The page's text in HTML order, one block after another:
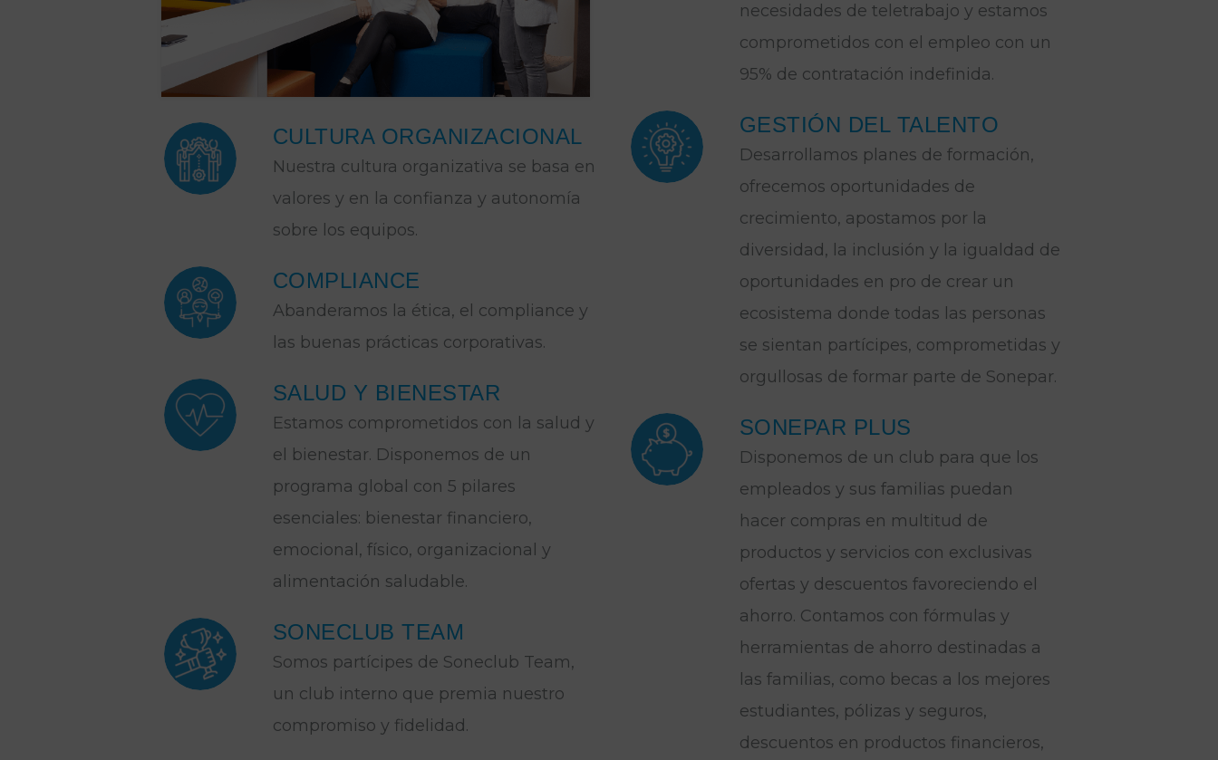
CULTURA ORGANIZACIONAL
Nuestra cultura organizativa se basa en
valores y en la confianza y autonomía
sobre los equipos.
COMPLIANCE
Abanderamos la ética, el compliance y
las buenas prácticas corporativas.
SALUD Y BIENESTAR
Estamos comprometidos con la salud y
el bienestar. Disponemos de un
programa global con 5 pilares
esenciales: bienestar financiero,
emocional, físico, organizacional y
alimentación saludable.
SONECLUB TEAM
Somos partícipes de Soneclub Team,
un club interno que premia nuestro
compromiso y fidelidad.
necesidades de teletrabajo y estamos
comprometidos con el empleo con un
95% de contratación indefinida.
GESTIÓN DEL TALENTO
Desarrollamos planes de formación,
ofrecemos oportunidades de
crecimiento, apostamos por la
diversidad, la inclusión y la igualdad de
oportunidades en pro de crear un
ecosistema donde todas las personas
se sientan partícipes, comprometidas y
orgullosas de formar parte de Sonepar.
SONEPAR PLUS
Disponemos de un club para que los
empleados y sus familias puedan
hacer compras en multitud de
productos y servicios con exclusivas
ofertas y descuentos favoreciendo el
ahorro. Contamos con fórmulas y
herramientas de ahorro destinadas a
las familias, como becas a los mejores
estudiantes, pólizas y seguros,
descuentos en productos financieros,